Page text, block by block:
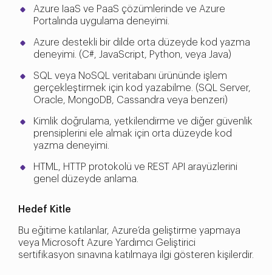
Azure IaaS ve PaaS çözümlerinde ve Azure
Portalında uygulama deneyimi.
Azure destekli bir dilde orta düzeyde kod yazma
deneyimi. (C#, JavaScript, Python, veya Java)
SQL veya NoSQL veritabanı ürününde işlem
gerçekleştirmek için kod yazabilme. (SQL Server,
Oracle, MongoDB, Cassandra veya benzeri)
Kimlik doğrulama, yetkilendirme ve diğer güvenlik
prensiplerini ele almak için orta düzeyde kod
yazma deneyimi.
HTML, HTTP protokolü ve REST API arayüzlerini
genel düzeyde anlama.
Hedef Kitle
Bu eğitime katılanlar, Azure’da geliştirme yapmaya
veya Microsoft Azure Yardımcı Geliştirici
sertifikasyon sınavına katılmaya ilgi gösteren kişilerdir.